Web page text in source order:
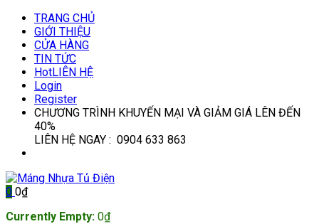
TRANG CHỦ
GIỚI THIỆU
CỬA HÀNG
TIN TỨC
HotLIÊN HỆ
Login
Register
CHƯƠNG TRÌNH KHUYẾN MẠI VÀ GIẢM GIÁ LÊN ĐẾN
40%
LIÊN HỆ NGAY : 0904 633 863
0 0₫
Currently Empty: 0₫